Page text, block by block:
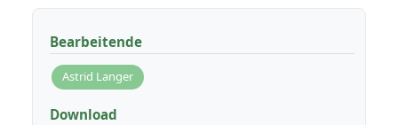
Bearbeitende
Astrid Langer
Download